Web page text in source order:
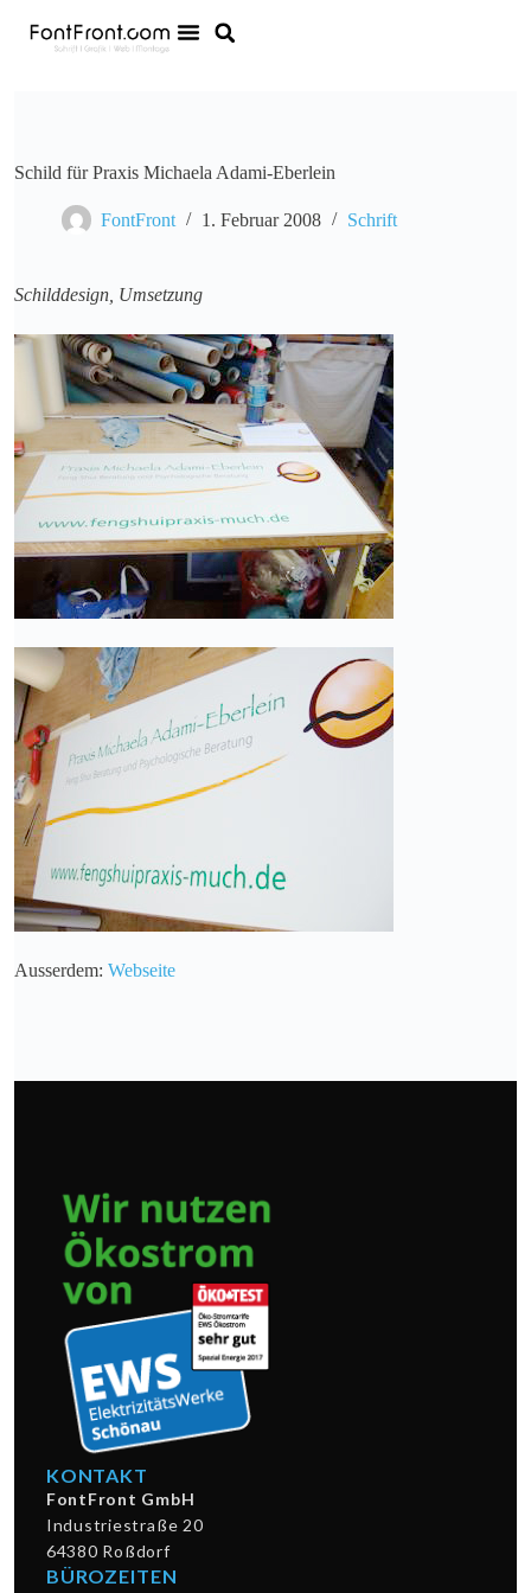
Schild für Praxis Michaela Adami-Eberlein
FontFront 1. Februar 2008 Schrift
Schilddesign, Umsetzung
Ausserdem: Webseite
KONTAKT
FontFront GmbH
Industriestraße 20
64380 Roßdorf
BÜROZEITEN